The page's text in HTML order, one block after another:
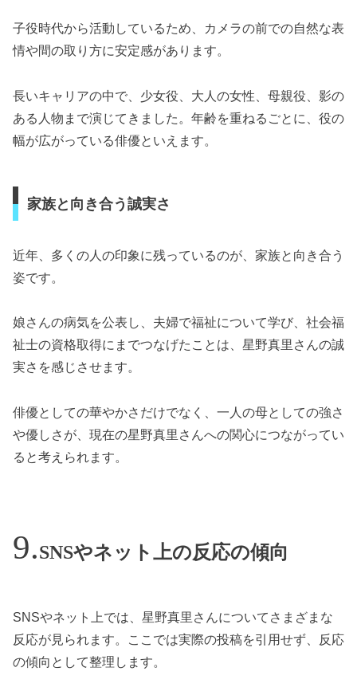
子役時代から活動しているため、カメラの前での自然な表
情や間の取り方に安定感があります。
長いキャリアの中で、少女役、大人の女性、母親役、影の
ある人物まで演じてきました。年齢を重ねるごとに、役の
幅が広がっている俳優といえます。
家族と向き合う誠実さ
近年、多くの人の印象に残っているのが、家族と向き合う
姿です。
娘さんの病気を公表し、夫婦で福祉について学び、社会福
祉士の資格取得にまでつなげたことは、星野真里さんの誠
実さを感じさせます。
俳優としての華やかさだけでなく、一人の母としての強さ
や優しさが、現在の星野真里さんへの関心につながってい
ると考えられます。
SNSやネット上の反応の傾向
SNSやネット上では、星野真里さんについてさまざまな
反応が見られます。ここでは実際の投稿を引用せず、反応
の傾向として整理します。